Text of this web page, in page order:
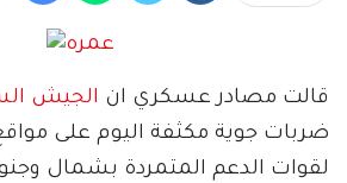
قالت مصادر عسكري ان الجيش
ضربات جوية مكثفة اليوم على
لقوات الدعم المتمردة بشمال